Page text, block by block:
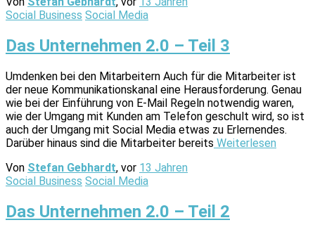
Social Business Social Media
Das Unternehmen 2.0 – Teil 3
Umdenken bei den Mitarbeitern Auch für die Mitarbeiter ist
der neue Kommu­ni­ka­tions­kanal eine Herausforderung. Genau
wie bei der Ein­führung von E-Mail Regeln notwendig waren,
wie der Um­gang mit Kunden am Telefon geschult wird, so ist
auch der Umgang mit Social Media etwas zu Erler­nen­des.
Darüber hinaus sind die Mitarbeiter bereits Weiterlesen
Von Stefan Gebhardt, vor 13 Jahren
Social Business Social Media
Das Unternehmen 2.0 – Teil 2